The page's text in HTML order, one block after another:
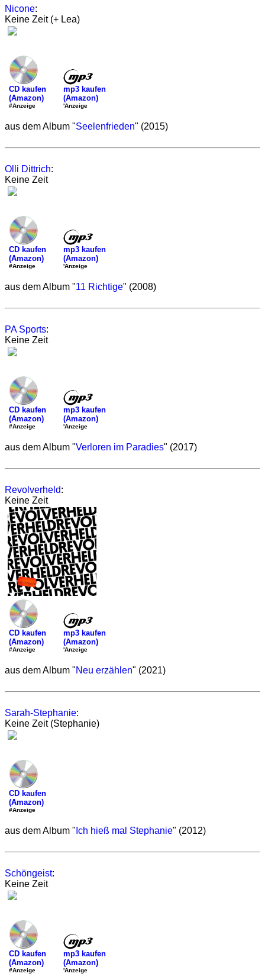
Nicone:
Keine Zeit (+ Lea)
CD kaufen
(Amazon)
#Anzeige
mp3 kaufen
(Amazon)
'Anzeige
aus dem Album "Seelenfrieden" (2015)
Olli Dittrich:
Keine Zeit
CD kaufen
(Amazon)
#Anzeige
mp3 kaufen
(Amazon)
'Anzeige
aus dem Album "11 Richtige" (2008)
PA Sports:
Keine Zeit
CD kaufen
(Amazon)
#Anzeige
mp3 kaufen
(Amazon)
'Anzeige
aus dem Album "Verloren im Paradies" (2017)
Revolverheld:
Keine Zeit
CD kaufen
(Amazon)
#Anzeige
mp3 kaufen
(Amazon)
'Anzeige
aus dem Album "Neu erzählen" (2021)
Sarah-Stephanie:
Keine Zeit (Stephanie)
CD kaufen
(Amazon)
#Anzeige
aus dem Album " Ich hieß mal Stephanie" (2012)
Schöngeist:
Keine Zeit
CD kaufen
(Amazon)
#Anzeige
mp3 kaufen
(Amazon)
'Anzeige